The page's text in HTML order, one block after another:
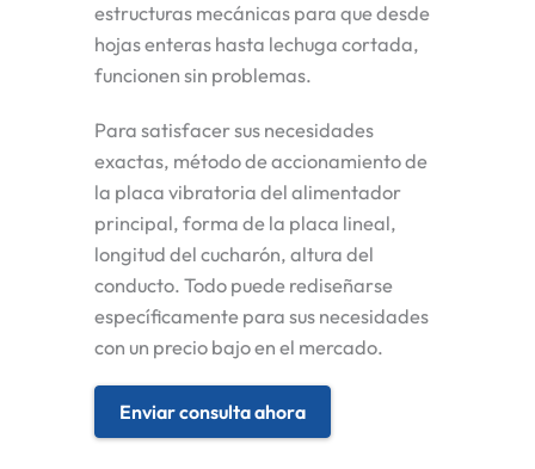
estructuras mecánicas para que desde
hojas enteras hasta lechuga cortada,
funcionen sin problemas.
Para satisfacer sus necesidades
exactas, método de accionamiento de
la placa vibratoria del alimentador
principal, forma de la placa lineal,
longitud del cucharón, altura del
conducto. Todo puede rediseñarse
específicamente para sus necesidades
con un precio bajo en el mercado.
Enviar consulta ahora